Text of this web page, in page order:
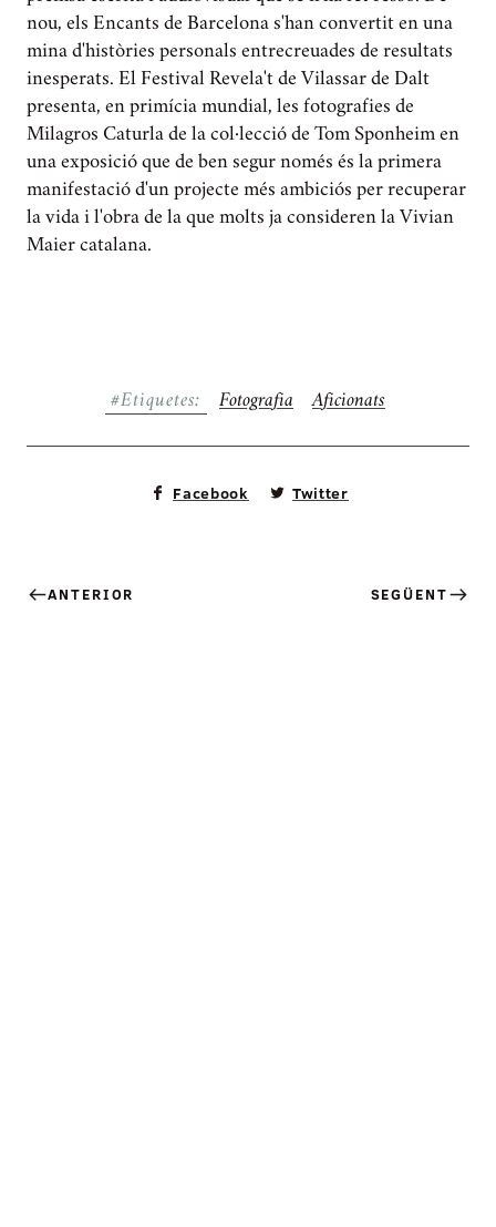
nou, els Encants de Barcelona s'han convertit en una
mina d'històries personals entrecreuades de resultats
inesperats. El Festival Revela't de Vilassar de Dalt
presenta, en primícia mundial, les fotografies de
Milagros Caturla de la col·lecció de Tom Sponheim en
una exposició que de ben segur només és la primera
manifestació d'un projecte més ambiciós per recuperar
la vida i l'obra de la que molts ja consideren la Vivian
Maier catalana.
#Etiquetes: Fotografia Aficionats
Facebook Twitter
ANTERIOR SEGÜENT